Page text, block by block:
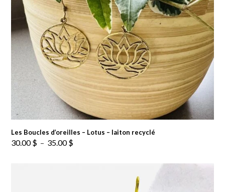
Les Boucles d’oreilles – Lotus – laiton recyclé
30.00$ – 35.00$Plage